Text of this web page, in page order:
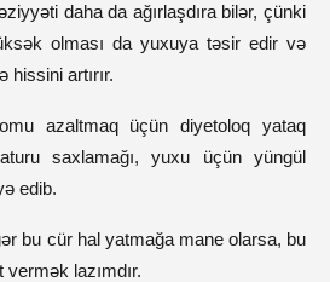
daha da ağırlaşdıra bilər, çünki
olması da yuxuya təsir edir və
hissini artırır.
azaltmaq üçün diyetoloq yataq
saxlamağı, yuxu üçün yüngül
edib.
bu cür hal yatmağa mane olarsa, bu
lazımdır.